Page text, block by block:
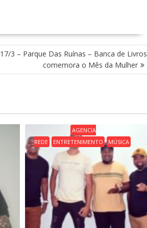
17/3 – Parque Das Ruínas – Banca de Livros
comemora o Mês da Mulher
AGENCIA
REDE
ENTRETENIMENTO MÚSICA